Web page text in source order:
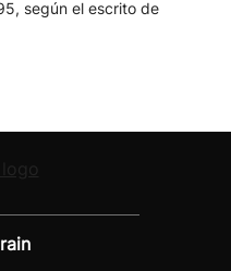
según el escrito de